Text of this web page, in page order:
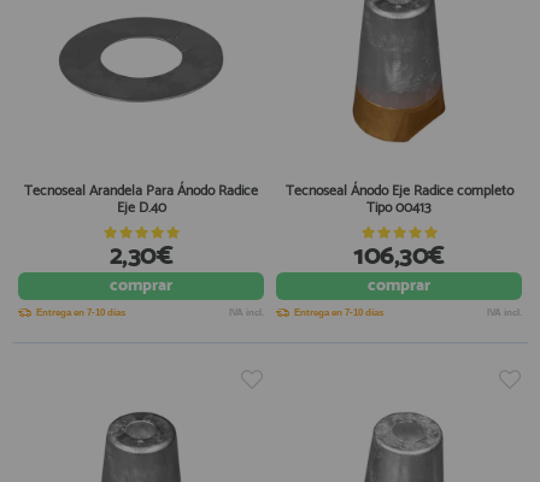
Tecnoseal Arandela Para Ánodo Radice
Eje D.40
2,30€
comprar
Entrega en 7-10 días IVA incl.
Tecnoseal Ánodo Eje Radice completo
Tipo 00413
106,30€
comprar
Entrega en 7-10 días IVA incl.